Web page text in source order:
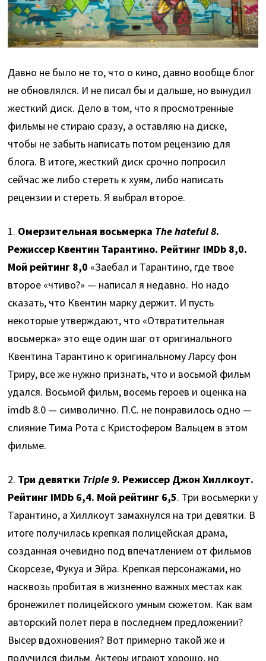
Давно не было не то, что о кино, давно вообще блог
не обновлялся. И не писал бы и дальше, но вынудил
жесткий диск. Дело в том, что я просмотренные
фильмы не стираю сразу, а оставляю на диске,
чтобы не забыть написать потом рецензию для
блога. В итоге, жесткий диск срочно попросил
сейчас же либо стереть к хуям, либо написать
рецензии и стереть. Я выбрал второе.
1. Омерзительная восьмерка The hateful 8.
Режиссер Квентин Тарантино. Рейтинг IMDb 8,0.
Мой рейтинг 8,0 «Заебал и Тарантино, где твое
второе «чтиво?» — написал я недавно. Но надо
сказать, что Квентин марку держит. И пусть
некоторые утверждают, что «Отвратительная
восьмерка» это еще один шаг от оригинального
Квентина Тарантино к оригинальному Ларсу фон
Триру, все же нужно признать, что и восьмой фильм
удался. Восьмой фильм, восемь героев и оценка на
imdb 8.0 — символично. П.С. не понравилось одно —
слияние Тима Рота с Кристофером Вальцем в этом
фильме.
2. Три девятки Triple 9. Режиссер Джон Хиллкоут.
Рейтинг IMDb 6,4. Мой рейтинг 6,5. Три восьмерки у
Тарантино, а Хиллкоут замахнулся на три девятки. В
итоге получилась крепкая полицейская драма,
созданная очевидно под впечатлением от фильмов
Скорсезе, Фукуа и Эйра. Крепкая персонажами, но
насквозь пробитая в жизненно важных местах как
бронежилет полицейского умным сюжетом. Как вам
авторский полет пера в последнем предложении?
Высер вдохновения? Вот примерно такой же и
получился фильм. Актеры играют хорошо, но